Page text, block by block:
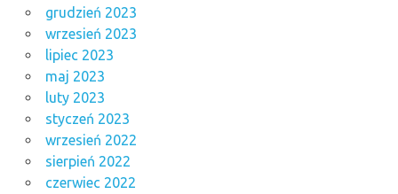
grudzień 2023
wrzesień 2023
lipiec 2023
maj 2023
luty 2023
styczeń 2023
wrzesień 2022
sierpień 2022
czerwiec 2022